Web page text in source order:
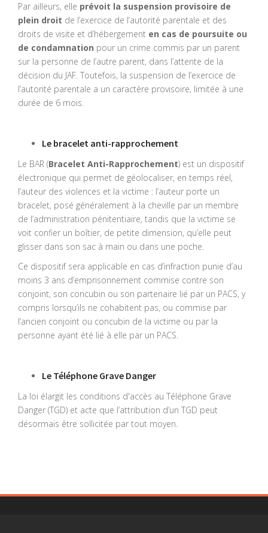
Par ailleurs, elle prévoit la suspension provisoire de
plein droit de l’exercice de l’autorité parentale et des
droits de visite et d’hébergement en cas de poursuite ou
de condamnation pour un crime commis par un parent
sur la personne de l’autre parent, dans l’attente de la
décision du JAF. Toutefois, la suspension de l’exercice de
l’autorité parentale a un caractère provisoire, limitée à une
durée de 6 mois.
Le bracelet anti-rapprochement
Le BAR (Bracelet Anti-Rapprochement) est un dispositif
électronique qui permet de géolocaliser, en temps réel,
l’auteur des violences et la victime : l’auteur porte un
bracelet, posé généralement à la cheville par un membre
de l’administration pénitentiaire, tandis que la victime se
voit confier un boîtier, de petite dimension, qu’elle peut
glisser dans son sac à main ou dans une poche.
Ce dispositif sera applicable en cas d’infraction punie d’au
moins 3 ans d’emprisonnement commise contre son
conjoint, son concubin ou son partenaire lié par un PACS, y
compris lorsqu’ils ne cohabitent pas, ou commise par
l’ancien conjoint ou concubin de la victime ou par la
personne ayant été lié à elle par un PACS.
Le Téléphone Grave Danger
La loi élargit les conditions d'accès au Téléphone Grave
Danger (TGD) et acte que l’attribution d’un TGD peut
désormais être sollicitée par tout moyen.